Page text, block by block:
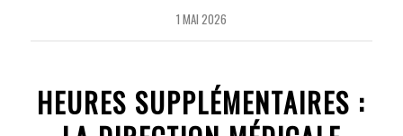
1 MAI 2026
HEURES SUPPLÉMENTAIRES :